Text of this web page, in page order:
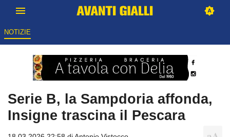
NOTIZIE
Serie B, la Sampdoria affonda,
Insigne trascina il Pescara